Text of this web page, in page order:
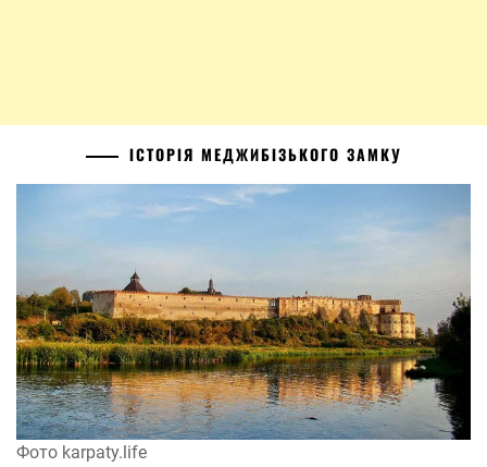
ІСТОРІЯ МЕДЖИБІЗЬКОГО ЗАМКУ
Фото karpaty.life